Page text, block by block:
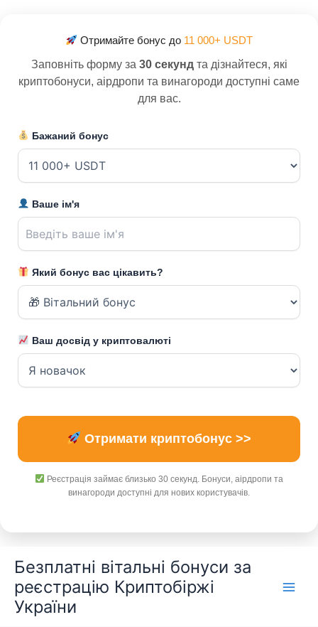
Отримайте бонус до 11 000+ USDT
Заповніть форму за 30 секундта дізнайтеся, які
криптобонуси, аірдропи та винагороди доступні саме
для вас.
Бажаний бонус
Ваше ім'я
Який бонус вас цікавить?
Ваш досвід у криптовалюті
Отримати криптобонус >>
Реєстрація займає близько 30 секунд. Бонуси, аірдропи та
винагороди доступні для нових користувачів.
вмісту
Безплатні вітальні бонуси за
реєстрацію Криптобіржі
України